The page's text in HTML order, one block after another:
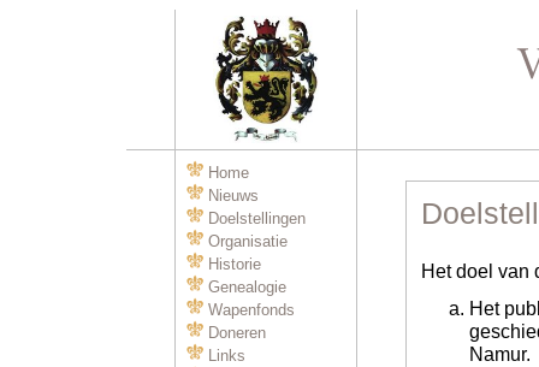
Home
Nieuws
Doelstellingen
Organisatie
Historie
Genealogie
Wapenfonds
Doneren
Links
Het doel van
Het
Namur.